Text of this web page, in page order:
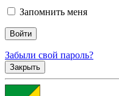
Запомнить меня
Забыли свой пароль?
Закрыть